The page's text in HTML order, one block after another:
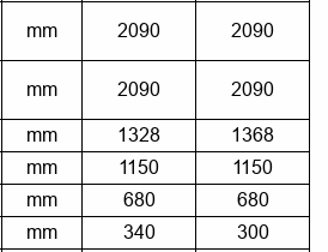
mm 2090 2090
mm 2090 2090
mm 1328
1368
mm 1150
1150
mm 680
680
mm 340
300